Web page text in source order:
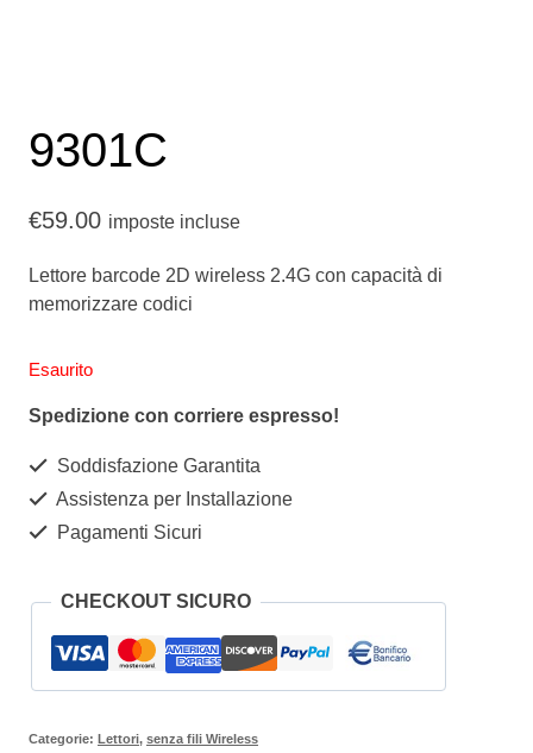
9301C
€59.00 imposte incluse
Lettore barcode 2D wireless 2.4G con capacità di
memorizzare codici
Esaurito
Spedizione con corriere espresso!
Soddisfazione Garantita
Assistenza per Installazione
Pagamenti Sicuri
CHECKOUT SICURO
Categorie: Lettori, senza fili Wireless